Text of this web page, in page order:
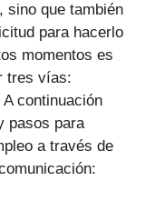
sino que también
para hacerlo
momentos es
tres vías:
continuación
pasos para
a través de